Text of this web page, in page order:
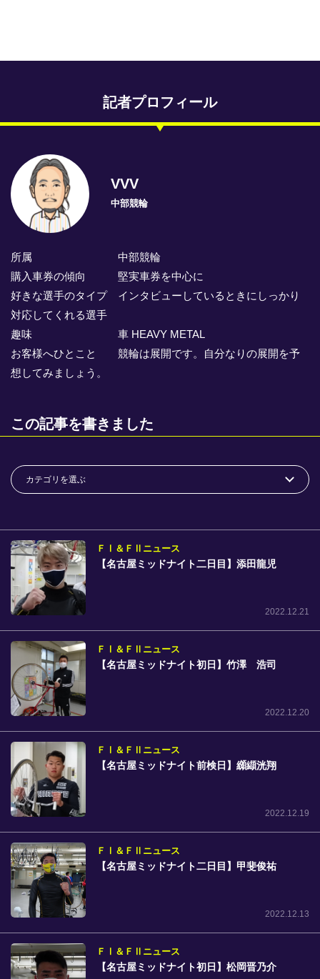
トリマクリオリジナル予想
トリマクリコラム
番記者とくダネ！
選手ランキング
競輪場ガイド
記者紹介
ご意見をお聞かせください
支払い方法、ポイント利用規約
車券は20歳になってから・のめり込む不安のある方のご相
談
よくある質問
記者プロフィール
VVV
中部競輪
所属 中部競輪
購入車券の傾向 堅実車券を中心に
好きな選手のタイプ インタビューしているときにしっかり
対応してくれる選手
趣味 車 HEAVY METAL
お客様へひとこと 競輪は展開です。自分なりの展開を予
想してみましょう。
この記事を書きました
ＦⅠ＆ＦⅡニュース
【名古屋ミッドナイト二日目】添田龍児
2022.12.21
ＦⅠ＆ＦⅡニュース
【名古屋ミッドナイト初日】竹澤 浩司
2022.12.20
ＦⅠ＆ＦⅡニュース
【名古屋ミッドナイト前検日】纐纈洸翔
2022.12.19
ＦⅠ＆ＦⅡニュース
【名古屋ミッドナイト二日目】甲斐俊祐
2022.12.13
ＦⅠ＆ＦⅡニュース
【名古屋ミッドナイト初日】松岡晋乃介